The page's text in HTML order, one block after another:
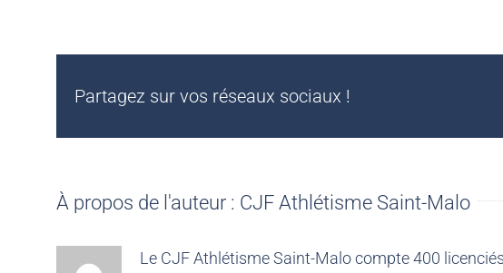
Partagez sur vos réseaux sociaux !
À propos de l'auteur : CJF Athlétisme Saint-Malo
Le CJF Athlétisme Saint-Malo compte 400